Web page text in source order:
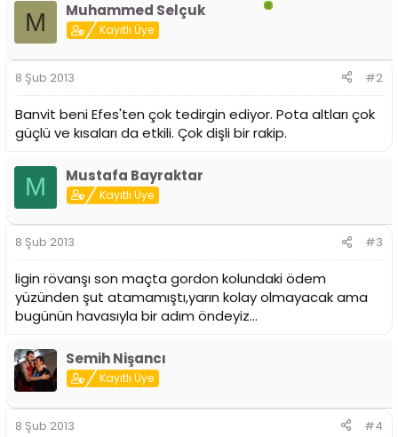
M Muhammed Selçuk
Kayıtlı Üye
8 Şub 2013 #2
Banvit beni Efes'ten çok tedirgin ediyor. Pota altları çok
güçlü ve kısaları da etkili. Çok dişli bir rakip.
M Mustafa Bayraktar
Kayıtlı Üye
8 Şub 2013 #3
ligin rövanşı son maçta gordon kolundaki ödem
yüzünden şut atamamıştı,yarın kolay olmayacak ama
bugünün havasıyla bir adım öndeyiz...
Semih Nişancı
Kayıtlı Üye
8 Şub 2013 #4